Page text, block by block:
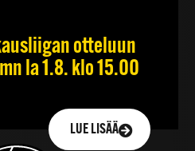
otteluun
la 1.8. klo 15.00
LUE LISÄÄ